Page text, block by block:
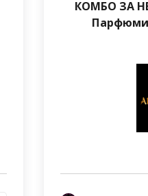
КОМБО ЗА
Парфюми